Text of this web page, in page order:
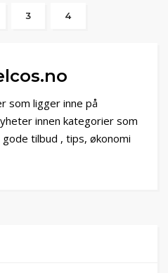
3 4
som ligger inne på
innen kategorier som
tilbud , tips, økonomi